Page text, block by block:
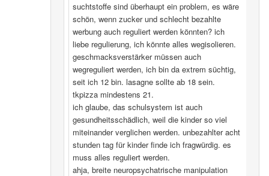
suchtstoffe sind überhaupt ein problem, es wäre
schön, wenn zucker und schlecht bezahlte
werbung auch reguliert werden könnten? ich
liebe regulierung, ich könnte alles wegisolieren.
geschmacksverstärker müssen auch
wegreguliert werden, ich bin da extrem süchtig,
seit ich 12 bin. lasagne sollte ab 18 sein.
tkpizza mindestens 21.
ich glaube, das schulsystem ist auch
gesundheitsschädlich, weil die kinder so viel
miteinander verglichen werden. unbezahlter acht
stunden tag für kinder finde ich fragwürdig. es
muss alles reguliert werden.
ahja, breite neuropsychatrische manipulation